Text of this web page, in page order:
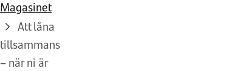
Magasinet
Att låna
tillsammans
– när ni är